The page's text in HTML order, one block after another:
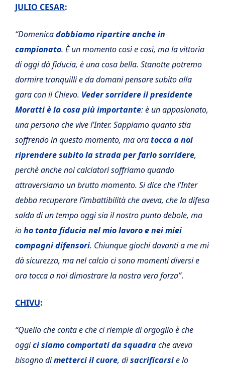
JULIO CESAR:
“Domenicadobbiamo ripartire anche in
campionato. È un momento così e così, ma la vittoria
di oggi dà fiducia, è una cosa bella. Stanotte potremo
dormire tranquilli e da domani pensare subito alla
gara con il Chievo. Veder sorridere il presidente
Moratti è la cosa più importante: è un appasionato,
una persona che vive l’Inter. Sappiamo quanto stia
soffrendo in questo momento, ma oratocca a noi
riprendere subito la strada per farlo sorridere,
perchè anche noi calciatori soffriamo quando
attraversiamo un brutto momento. Si dice che l’Inter
debba recuperare l’imbattibilità che aveva, che la difesa
salda di un tempo oggi sia il nostro punto debole, ma
ioho tanta fiducia nel mio lavoro e nei miei
compagni difensori. Chiunque giochi davanti a me mi
dà sicurezza, ma nel calcio ci sono momenti diversi e
ora tocca a noi dimostrare la nostra vera forza”.
CHIVU:
“Quello che conta e che ci riempie di orgoglio è che
oggici siamo comportati da squadrache aveva
bisogno dimetterci il cuore, disacrificarsie lo